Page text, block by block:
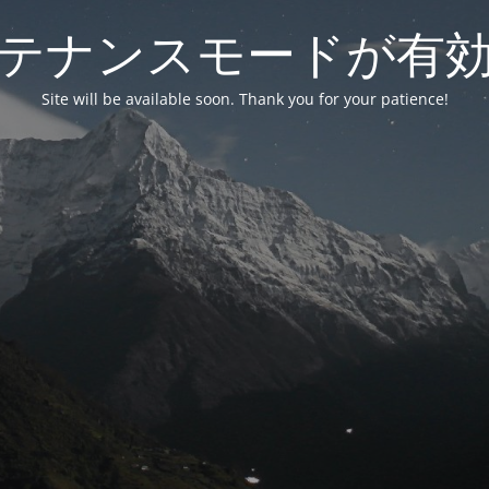
ナンスモードが有
Site will be available soon. Thank you for your patience!